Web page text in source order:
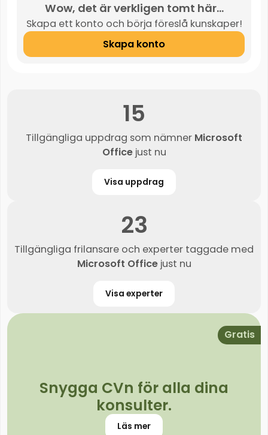
Wow, det är verkligen tomt här...
Skapa ett konto och börja föreslå kunskaper!
Skapa konto
15
Tillgängliga uppdrag som nämner Microsoft
Officejust nu
Visa uppdrag
23
Tillgängliga frilansare och experter taggade med
Microsoft Officejust nu
Visa experter
Gratis
Snygga CVn för alla dina
konsulter.
Läs mer